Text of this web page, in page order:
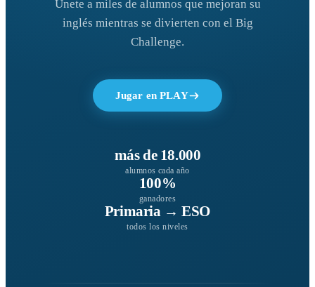
Únete a miles de alumnos que mejoran su
inglés mientras se divierten con el Big
Challenge.
Jugar en PLAY
más de 18.000
alumnos cada año
100%
ganadores
Primaria → ESO
todos los niveles